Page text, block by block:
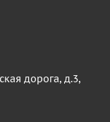
дорога, д.3,